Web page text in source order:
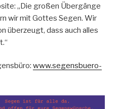
„Die großen Übergänge
wir mit Gottes Segen. Wir
überzeugt, dass auch alles
www.segensbuero-